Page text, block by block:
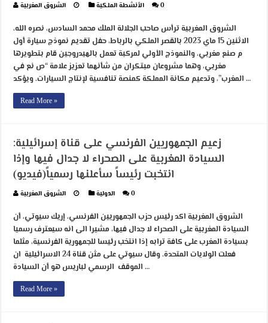
الشروق المغربية الأنشطة الملكية 0
الشروق المغربية ترأس صاحب الجلالة الملك محمد السادس، نصره الله،
الاثنين 15 ماي 2023 بالقصر الملكي بالرباط، حفل تقديم نموذج سيارة أول
م صنع مغربي، والنموذج الأولي لمركبة تعمل بالهيدروجين قام بتطويرها
مغربي، وهما مشروعان مبتكران من شأنهما تعزيز علامة “ص نع في
المغرب”، وتدعيم مكانة المملكة كمنصة تنافسية لإنتاج السيارات. ويؤكد …
Read More »
زعيم الجمهوريين الفرنسي على قناة إسرائيلية:
السيادة المغربية على الصحراء لا جدال فيها وإذا
انتخبت رئيساً سأعلنها رسمياً(فيديو)
الشروق المغربية الدولية 0
الشروق المغربية اكد رئيس حزب الجمهوريين الفرنسي، إريك سيوتي، أن
السيادة المغربية على الصحراء لا جدال فيها، مشيرا الى انه سيعترف رسميا
بسيادة المغرب على كافة ترابه إذا انتخب رئيسا للجمهورية الفرنسية، مثلما
فعلت الولايات المتحدة. وقال سيوتي على مثن قناة 24 الاسرائيلية ان
الموقف الرسمي لباريس هو أن السيادة …
Read More »